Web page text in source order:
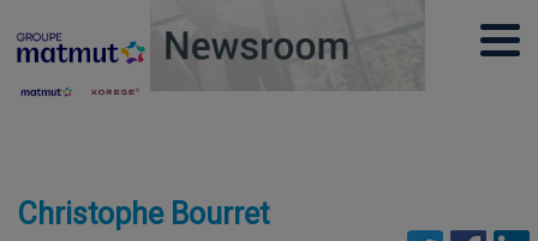
Christophe Bourret